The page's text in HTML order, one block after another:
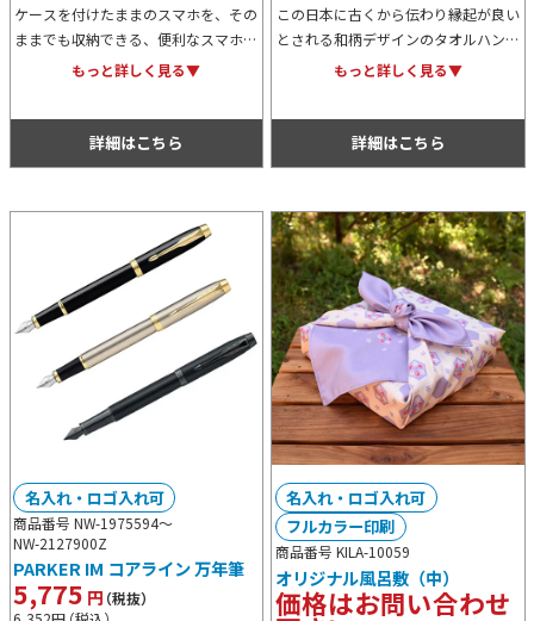
ケースを付けたままのスマホを、その
ままでも収納できる、便利なスマホポ
ーチです。ファスナーはL字型に大き
もっと詳しく見る▼
詳細はこちら
この日本に古くから伝わり縁起が良い
とされる和柄デザインのタオルハンカ
チです。非常に上品な見た目な上、使
もっと詳しく見る▼
詳細はこちら
商品番号 NW-1975594～
NW-2127900Z
PARKER IM コアライン 万年筆
5,775 円（税抜）
名入れ・ロゴ入れ可
商品番号 KILA-10059
オリジナル風呂敷（中）
価格はお問い合わせ
名入れ・ロゴ入れ可
フルカラー印刷